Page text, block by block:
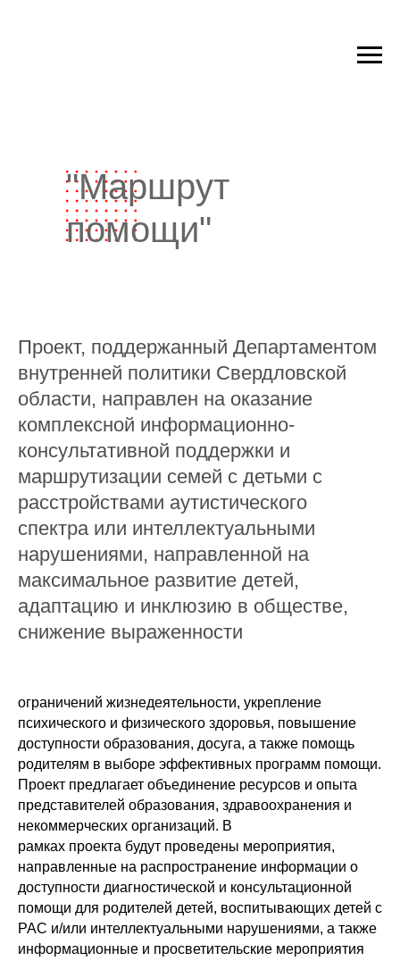
"Маршрут
помощи"
Проект, поддержанный Департаментом
внутренней политики Свердловской
области, направлен на оказание
комплексной информационно-
консультативной поддержки и
маршрутизации семей с детьми с
расстройствами аутистического
спектра или интеллектуальными
нарушениями, направленной на
максимальное развитие детей,
адаптацию и инклюзию в обществе,
снижение выраженности
ограничений жизнедеятельности, укрепление
психического и физического здоровья, повышение
доступности образования, досуга, а также помощь
родителям в выборе эффективных программ помощи.
Проект предлагает объединение ресурсов и опыта
представителей образования, здравоохранения и
некоммерческих организаций. В
рамках проекта будут проведены мероприятия,
направленные на распространение информации о
доступности диагностической и консультационной
помощи для родителей детей, воспитывающих детей с
РАС и/или интеллектуальными нарушениями, а также
информационные и просветительские мероприятия